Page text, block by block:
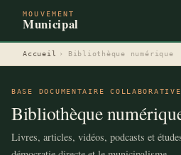
MOUVEMENT
Municipal
Accueil › Bibliothèque numérique
BASE DOCUMENTAIRE COLLABORATIVE
Bibliothèque
Livres, articles, vidéos, podcasts et